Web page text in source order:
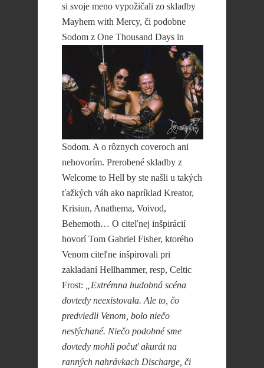
si svoje meno vypožičali zo skladby
Mayhem with Mercy, či podobne
Sodom z One Thousand Days in
Sodom. A o rôznych coveroch ani
nehovorím. Prerobené skladby z
Welcome to Hell by ste našli u takých
ťažkých váh ako napríklad Kreator,
Krisiun, Anathema, Voivod,
Behemoth… O citeľnej inšpirácií
hovorí Tom Gabriel Fisher, ktorého
Venom citeľne inšpirovali pri
zakladaní Hellhammer, resp, Celtic
Frost:
„Extrémna hudobná scéna
dovtedy neexistovala. Ale to, čo
predviedli Venom, bolo niečo
neslýchané. Niečo podobné sme
dovtedy mohli počuť akurát na
ranných nahrávkach Discharge, či